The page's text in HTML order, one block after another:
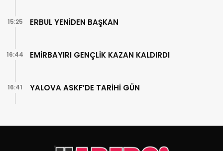
ERBUL YENİDEN BAŞKAN
15:25
EMİRBAYIRI GENÇLİK KAZAN KALDIRDI
16:44
YALOVA ASKF’DE TARİHİ GÜN
16:41